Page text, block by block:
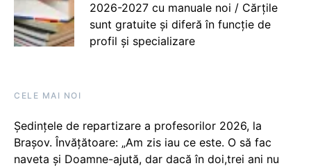
2026-2027 cu manuale noi / Cărțile
sunt gratuite și diferă în funcție de
profil și specializare
CELE MAI NOI
Ședințele de repartizare a profesorilor 2026, la
Brașov. Învățătoare: „Am zis iau ce este. O să fac
naveta și Doamne-ajută, dar dacă în doi,trei ani nu